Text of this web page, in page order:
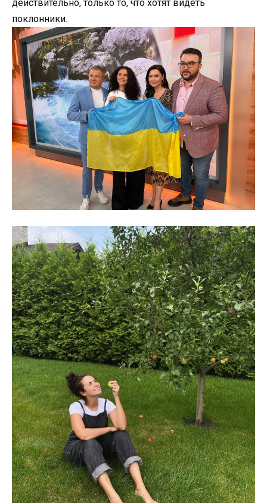
действительно, только то, что хотят видеть
поклонники.